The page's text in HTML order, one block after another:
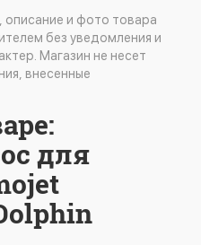
описание и фото товара
без уведомления и
Магазин не несет
внесенные
для